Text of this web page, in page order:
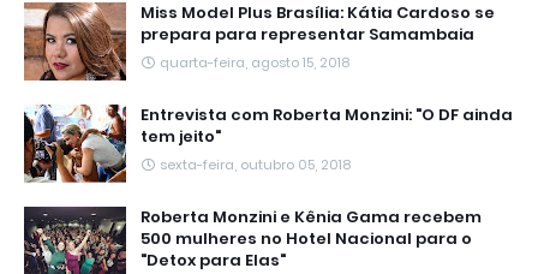
Miss Model Plus Brasília: Kátia Cardoso se
prepara para representar Samambaia
quarta-feira, agosto 15, 2018
Entrevista com Roberta Monzini: "O DF ainda
tem jeito"
sexta-feira, outubro 05, 2018
Roberta Monzini e Kênia Gama recebem
500 mulheres no Hotel Nacional para o
"Detox para Elas"